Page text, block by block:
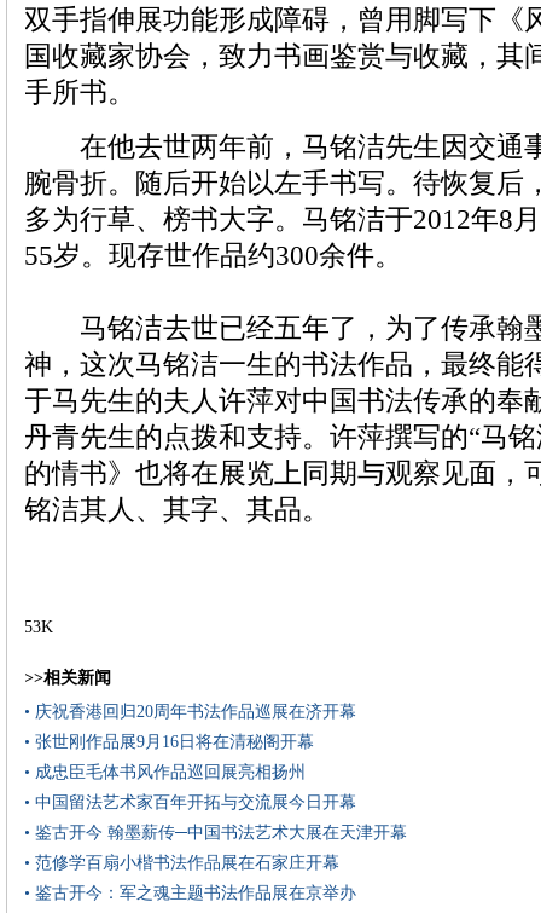
双手指伸展功能形成障碍，曾用脚写下《
国收藏家协会，致力书画鉴赏与收藏，其
手所书。
在他去世两年前，马铭洁先生因交通
腕骨折。随后开始以左手书写。待恢复后
多为行草、榜书大字。马铭洁于2012年8
55岁。现存世作品约300余件。
马铭洁去世已经五年了，为了传承翰
神，这次马铭洁一生的书法作品，最终能
于马先生的夫人许萍对中国书法传承的奉
丹青先生的点拨和支持。许萍撰写的“马
的情书》也将在展览上同期与观察见面，
铭洁其人、其字、其品。
53K
>>相关新闻
• 庆祝香港回归20周年书法作品巡展在济开幕
• 张世刚作品展9月16日将在清秘阁开幕
• 成忠臣毛体书风作品巡回展亮相扬州
• 中国留法艺术家百年开拓与交流展今日开幕
• 鉴古开今 翰墨薪传─中国书法艺术大展在天津开幕
• 范修学百扇小楷书法作品展在石家庄开幕
• 鉴古开今：军之魂主题书法作品展在京举办